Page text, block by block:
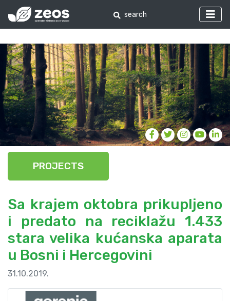
PROJECTS
Sa krajem oktobra prikupljeno
i predato na reciklažu 1.433
stara velika kućanska aparata
u Bosni i Hercegovini
31.10.2019.